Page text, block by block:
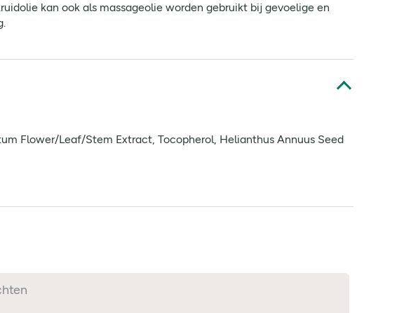
kan ook als massageolie worden gebruikt bij gevoelige en
Flower/Leaf/Stem Extract, Tocopherol, Helianthus Annuus Seed
ook